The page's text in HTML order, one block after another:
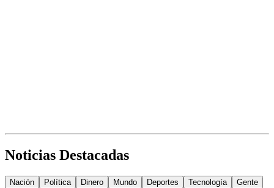
Noticias Destacadas
Nación Política Dinero Mundo Deportes Tecnología Gente